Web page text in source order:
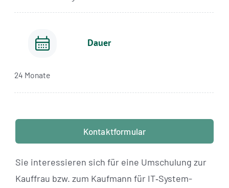
Dauer
24 Monate
Kontaktformular
Sie interessieren sich für eine Umschulung zur
Kauffrau bzw. zum Kaufmann für IT‑System-